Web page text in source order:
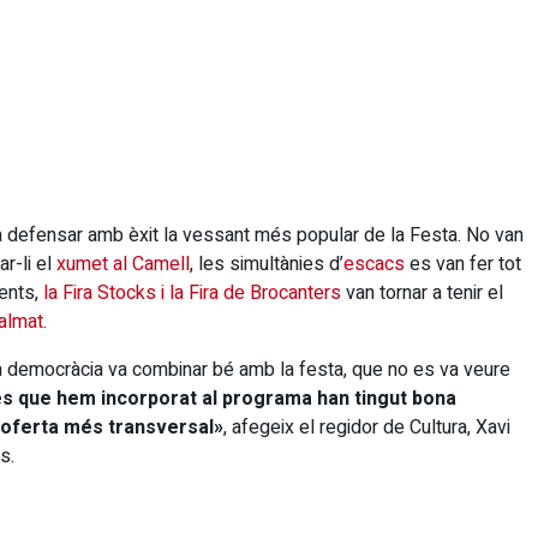
defensar amb èxit la vessant més popular de la Festa. No van
li elxumet al Camell, les simultànies d’escacses van fer tot
la Fira Stocks i la Fira de Brocantersvan tornar a tenir el
.
democràcia va combinar bé amb la festa, que no es va veure
que hem incorporat al programa han tingut bona
més transversal», afegeix el regidor de Cultura, Xavi